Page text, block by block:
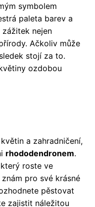
symbolem
paleta barev a
nejen
Ačkoliv může
stojí za to.
ozdobou
a zahradničení,
rhododendronem.
roste ve
pro své krásné
pěstovat
zajistit náležitou